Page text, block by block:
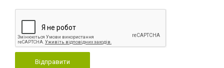
Відправити